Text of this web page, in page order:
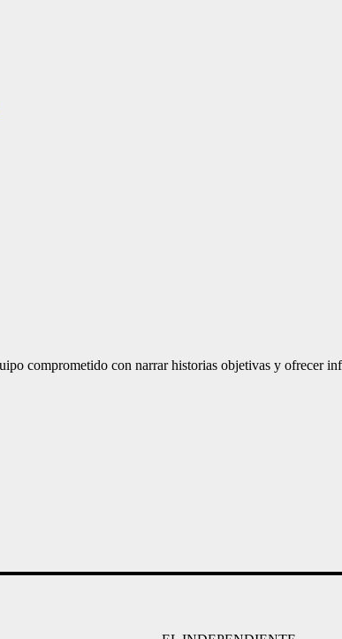
comprometido con narrar historias objetivas y ofrecer